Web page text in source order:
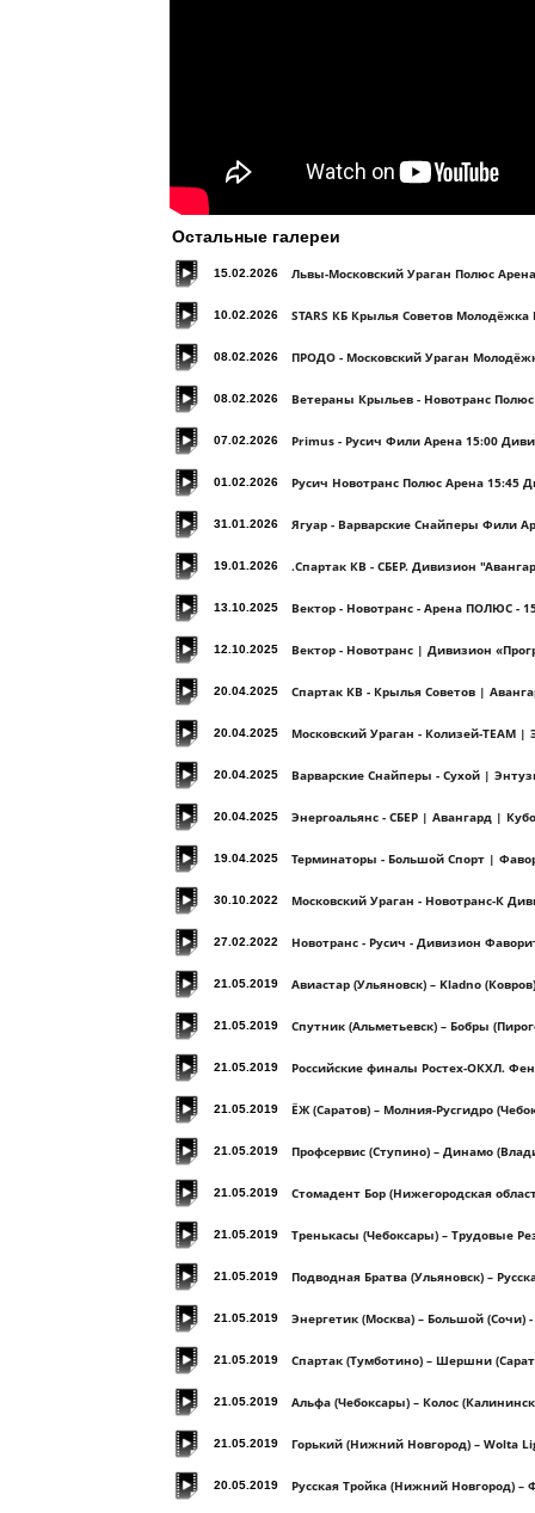
Остальные галереи
15.02.2026 Львы-Московский Ураган Полюс
10.02.2026 STARS КБ Крылья Советов
08.02.2026 ПРОДО - Московский Ураган
08.02.2026 Ветераны Крыльев - Новотранс
07.02.2026 Primus - Русич Фили Арена 15:00
01.02.2026 Русич Новотранс Полюс Арена 15:45
31.01.2026 Ягуар - Варварские Снайперы Фили
19.01.2026 .Спартак КВ - СБЕР. Дивизион
13.10.2025 Вектор - Новотранс - Арена ПОЛЮС -
12.10.2025 Вектор - Новотранс | Дивизион
20.04.2025 Спартак КВ - Крылья Советов |
20.04.2025 Московский Ураган - Колизей-TEAM
20.04.2025 Варварские Снайперы - Сухой |
20.04.2025 Энергоальянс - СБЕР | Авангард |
19.04.2025 Терминаторы - Большой Спорт |
30.10.2022 Московский Ураган - Новотранс-К
27.02.2022 Новотранс - Русич - Дивизион
21.05.2019 Авиастар (Ульяновск) – Kladno
21.05.2019 Спутник (Альметьевск) – Бобры
21.05.2019 Российские финалы Ростех-ОКХЛ.
21.05.2019 ЁЖ (Саратов) – Молния-Русгидро
21.05.2019 Профсервис (Ступино) – Динамо
21.05.2019 Стомадент Бор (Нижегородская
21.05.2019 Тренькасы (Чебоксары) – Трудовые
21.05.2019 Подводная Братва (Ульяновск) –
21.05.2019 Энергетик (Москва) – Большой (Сочи)
21.05.2019 Спартак (Тумботино) – Шершни
21.05.2019 Альфа (Чебоксары) – Колос
21.05.2019 Горький (Нижний Новгород) – Wolta
20.05.2019 Русская Тройка (Нижний Новгород) –